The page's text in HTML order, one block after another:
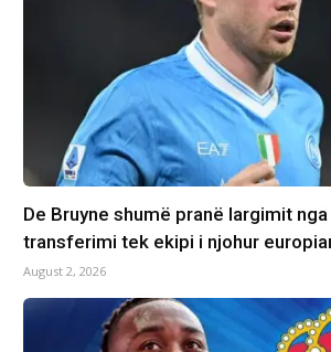
De Bruyne shumë pranë largimit
transferimi tek ekipi i njohur
August 2, 2026